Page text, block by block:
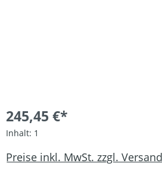
245,45 €*
Inhalt: 1
Preise inkl. MwSt. zzgl.